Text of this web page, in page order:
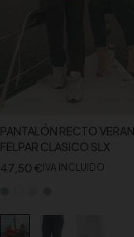
PANTALÓN RECTO
FELPAR CLASICO SLX
47,50 € IVA INCLUIDO